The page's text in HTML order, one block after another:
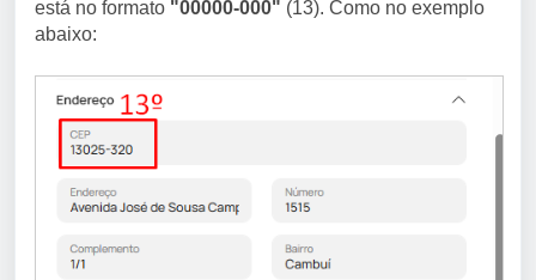
está no formato "00000-000" (13). Como no exemplo
abaixo: